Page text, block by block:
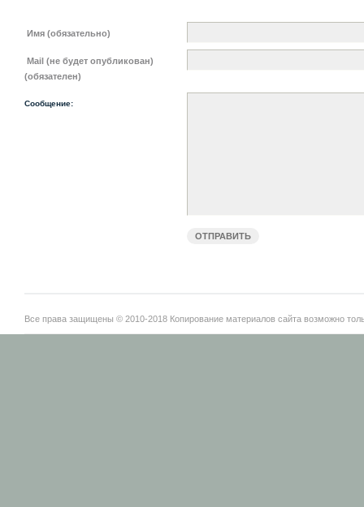
Имя (обязательно)
Mail (не будет опубликован)
(обязателен)
Сообщение:
Все права защищены © 2010-2018 Копирование материалов сайта возможно